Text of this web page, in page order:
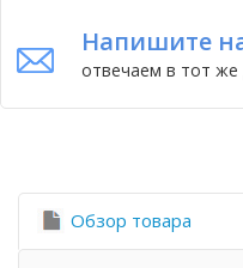
Напишите
отвечаем в тот же
Обзор товара